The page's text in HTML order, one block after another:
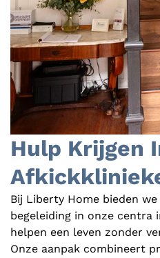
Hulp Krijgen
Bij Liberty Home bieden
begeleiding in onze centra
helpen een leven zonder
Onze aanpak combineert